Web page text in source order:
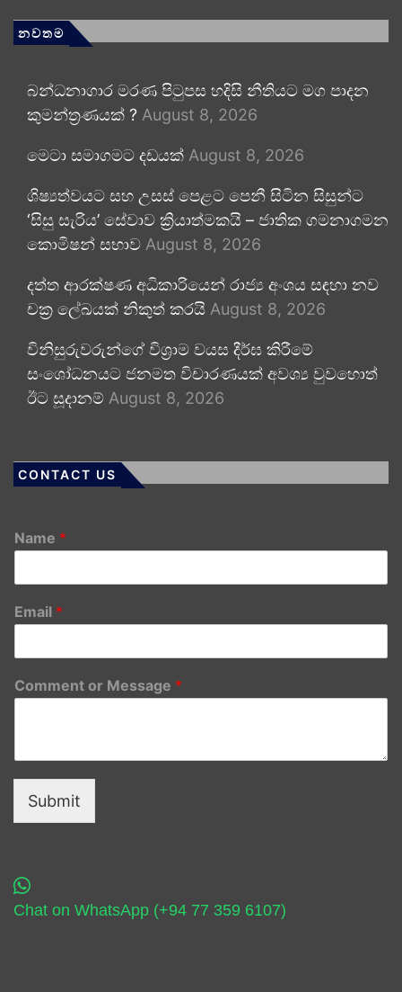
නවතම
බන්ධනාගාර මරණ පිටුපස හදිසි නීතියට මග පාදන
කුමන්ත්‍රණයක් ? August 8, 2026
මෙටා සමාගමට දඩයක් August 8, 2026
ශිෂ්‍යත්වයට සහ උසස් පෙළට පෙනී සිටින සිසුන්ට
‘සිසු සැරිය’ සේවාව ක්‍රියාත්මකයි – ජාතික ගමනාගමන
කොමිෂන් සභාව August 8, 2026
දත්ත ආරක්ෂණ අධිකාරියෙන් රාජ්‍ය අංශය සඳහා නව
චක්‍ර ලේඛයක් නිකුත් කරයි August 8, 2026
විනිසුරුවරුන්ගේ විශ්‍රාම වයස දීර්ඝ කිරීමේ
සංශෝධනයට ජනමත විචාරණයක් අවශ්‍ය වුවහොත්
ඊට සූදානම් August 8, 2026
CONTACT US
Name *
Email *
Comment or Message *
Submit
Chat on WhatsApp (+94 77 359 6107)